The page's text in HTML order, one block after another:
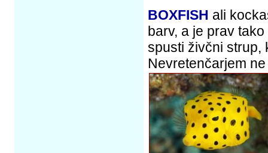
BOXFISH ali
barv, a je prav
spusti živčni strup,
Nevretenčarjem